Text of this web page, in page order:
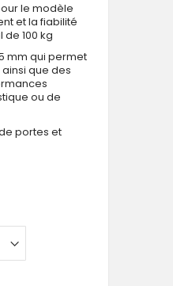
le modèle
et la fiabilité
100 kg
mm qui permet
que des
ou de
portes et